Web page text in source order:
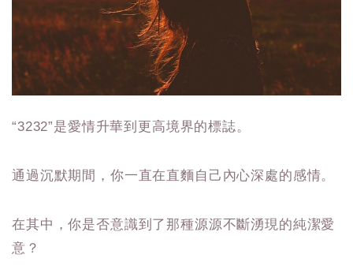
“3232”是愛情升華到更高境界的標誌。
通過沉默期間，你一直在直麵自己內心深處的感情。
在其中，你是否意識到了那種源源不斷湧現的純潔愛
意？